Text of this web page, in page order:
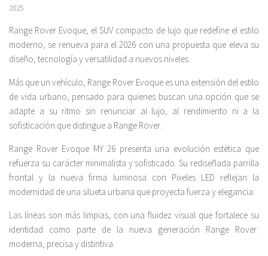
2025
Range Rover Evoque, el SUV compacto de lujo que redefine el estilo
moderno, se renueva para el 2026 con una propuesta que eleva su
diseño, tecnología y versatilidad a nuevos niveles.
Más que un vehículo, Range Rover Evoque es una extensión del estilo
de vida urbano, pensado para quienes buscan una opción que se
adapte a su ritmo sin renunciar al lujo, al rendimiento ni a la
sofisticación que distingue a Range Rover.
Range Rover Evoque MY 26 presenta una evolución estética que
refuerza su carácter minimalista y sofisticado. Su rediseñada parrilla
frontal y la nueva firma luminosa con Pixeles LED reflejan la
modernidad de una silueta urbana que proyecta fuerza y elegancia.
Las líneas son más limpias, con una fluidez visual que fortalece su
identidad como parte de la nueva generación Range Rover:
moderna, precisa y distintiva.